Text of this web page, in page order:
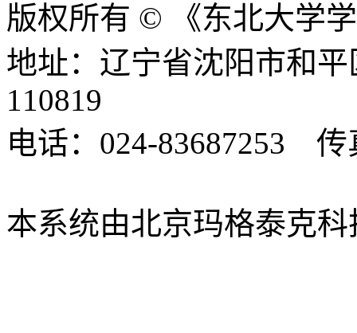
版权所有 © 《东北大学
地址：辽宁省沈阳市和
110819
电话：024-83687253
本系统由北京玛格泰克